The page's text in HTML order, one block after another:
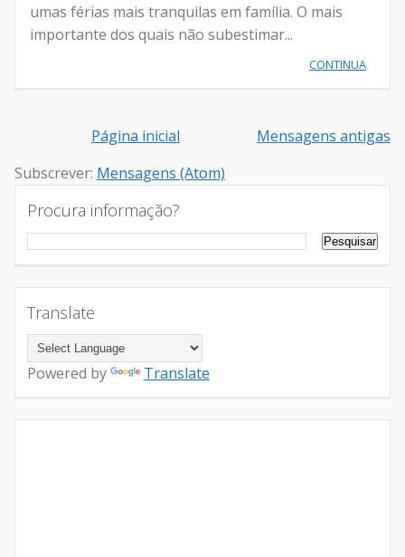
umas férias mais tranquilas em família. O mais
importante dos quais não subestimar...
CONTINUA
Mensagens antigas
Página inicial
Subscrever: Mensagens (Atom)
Procura informação?
Translate
Powered by Translate